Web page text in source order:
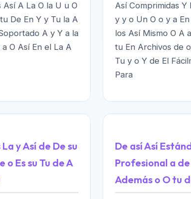
Así A La O la U u O
De En Y y Tu la A
A y Y a la
O Así En el La A
Así Comprimidas Y
y y o Un O o y a
los Así Mismo O A
tu En Archivos de
Tu y o Y de El
Para
y Así de De su
o Es su Tu de A
De así Así
Profesional a de
Además o O tu